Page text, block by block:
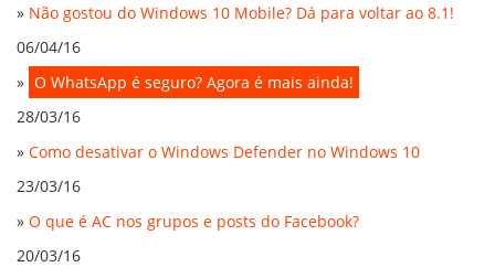
» Não gostou do Windows 10 Mobile? Dá para voltar ao 8.1!
06/04/16
» O WhatsApp é seguro? Agora é mais ainda!
28/03/16
» Como desativar o Windows Defender no Windows 10
23/03/16
» O que é AC nos grupos e posts do Facebook?
20/03/16